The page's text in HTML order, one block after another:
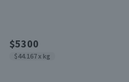
$5300
$44.167 x kg